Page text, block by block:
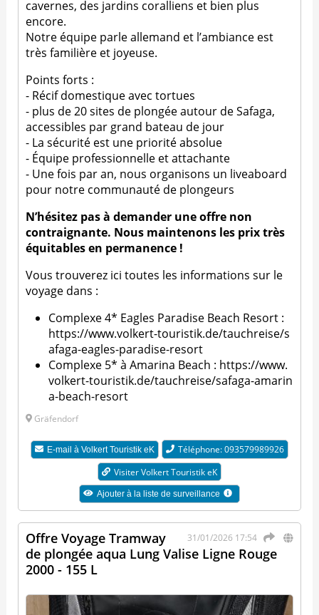
cavernes, des jardins coralliens et bien plus
encore.
Notre équipe parle allemand et l’ambiance est
très familière et joyeuse.
Points forts :
- Récif domestique avec tortues
- plus de 20 sites de plongée autour de Safaga,
accessibles par grand bateau de jour
- La sécurité est une priorité absolue
- Équipe professionnelle et attachante
- Une fois par an, nous organisons un liveaboard
pour notre communauté de plongeurs
N’hésitez pas à demander une offre non
contraignante. Nous maintenons les prix très
équitables en permanence !
Vous trouverez ici toutes les informations sur le
voyage dans :
Complexe 4* Eagles Paradise Beach Resort :
https://www.volkert-touristik.de/tauchreise/s
afaga-eagles-paradise-resort
Complexe 5* à Amarina Beach : https://www.
volkert-touristik.de/tauchreise/safaga-amarin
a-beach-resort
Gräfendorf
E-mail à Volkert Touristik eK
Téléphone: 093579989926​​
Visiter Volkert Touristik eK
Ajouter à la liste de surveillance
31/01/2026 17:54
Offre Voyage Tramway
de plongée aqua Lung Valise Ligne Rouge
2000 - 155 L